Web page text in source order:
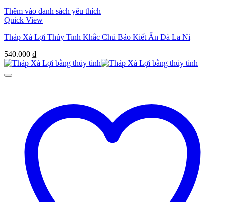
Thêm vào danh sách yêu thích
Quick View
Tháp Xá Lợi Thủy Tinh Khắc Chú Bảo Kiết Ấn Đà La Ni
540.000 ₫